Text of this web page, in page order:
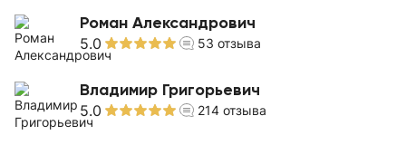
Роман Александрович
5.0 53 отзыва
Владимир Григорьевич
5.0 214 отзыва